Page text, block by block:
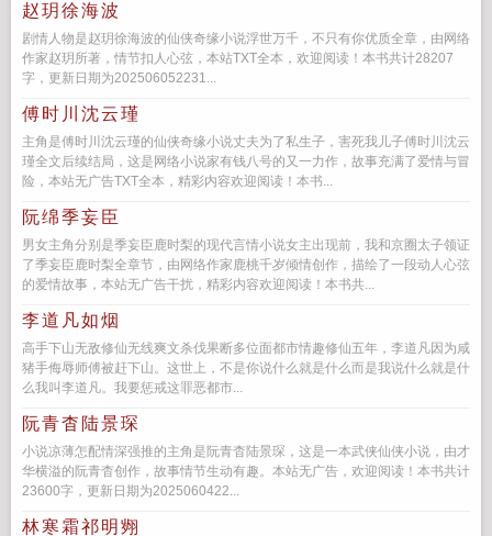
赵玥徐海波
剧情人物是赵玥徐海波的仙侠奇缘小说浮世万千，不只有你优质全章，由网络
作家赵玥所著，情节扣人心弦，本站TXT全本，欢迎阅读！本书共计28207
字，更新日期为202506052231...
傅时川沈云瑾
主角是傅时川沈云瑾的仙侠奇缘小说丈夫为了私生子，害死我儿子傅时川沈云
瑾全文后续结局，这是网络小说家有钱八号的又一力作，故事充满了爱情与冒
险，本站无广告TXT全本，精彩内容欢迎阅读！本书...
阮绵季妄臣
男女主角分别是季妄臣鹿时梨的现代言情小说女主出现前，我和京圈太子领证
了季妄臣鹿时梨全章节，由网络作家鹿桃千岁倾情创作，描绘了一段动人心弦
的爱情故事，本站无广告干扰，精彩内容欢迎阅读！本书共...
李道凡如烟
高手下山无敌修仙无线爽文杀伐果断多位面都市情趣修仙五年，李道凡因为咸
猪手侮辱师傅被赶下山。这世上，不是你说什么就是什么而是我说什么就是什
么我叫李道凡。我要惩戒这罪恶都市...
阮青杳陆景琛
小说凉薄怎配情深强推的主角是阮青杳陆景琛，这是一本武侠仙侠小说，由才
华横溢的阮青杳创作，故事情节生动有趣。本站无广告，欢迎阅读！本书共计
23600字，更新日期为2025060422...
林寒霜祁明翙